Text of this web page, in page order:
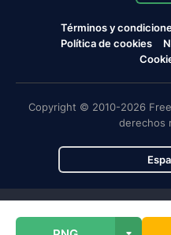
Términos y
Política de cookies
Copyright © 2010-2026
derechos